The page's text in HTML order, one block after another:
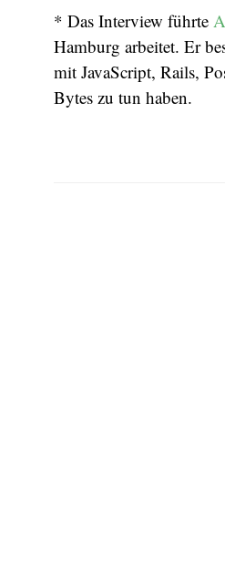
* Das Interview führte
Hamburg arbeitet. Er
mit JavaScript, Rails,
Bytes zu tun haben.